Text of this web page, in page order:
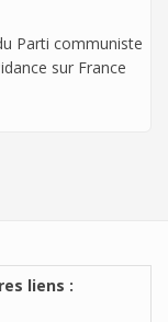
Parti communiste
sur France
liens :